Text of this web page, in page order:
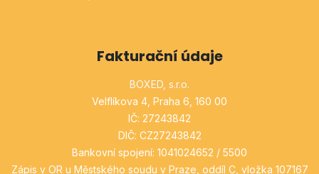
Fakturační údaje
BOXED, s.r.o.
Velflíkova 4, Praha 6, 160 00
IČ: 27243842
DIČ: CZ27243842
Bankovní spojení: 1041024652 / 5500
Zápis v OR u Městského soudu v Praze, oddíl C, vložka 107167